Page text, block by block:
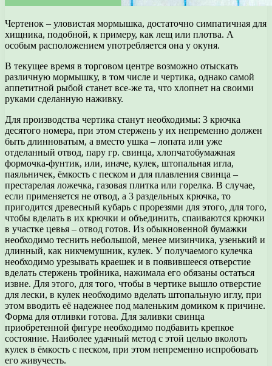
Чертенок – уловистая мормышка, достаточно симпатичная для
хищника, подобной, к примеру, как лещ или плотва. А
особым расположением употребляется она у окуня.
В текущее время в торговом центре возможно отыскать
различную мормышку, в том числе и чертика, однако самой
аппетитной рыбой станет все-же та, что хлопнет на своими
руками сделанную наживку.
Для производства чертика станут необходимы: 3 крючка
десятого номера, при этом стержень у их непременно должен
быть длинноватым, а вместо ушка – лопата или уже
отделанный отвод, пару гр. свинца, хлопчатобумажная
формочка-фунтик, или, иначе, кулек, штопальная игла,
паяльничек, ёмкость с песком и для плавления свинца –
престарелая ложечка, газовая плитка или горелка. В случае,
если применяется не отвод, а 3 раздельных крючка, то
пригодится древесный кубарь с прорезями для этого, для того,
чтобы вделать в их крючки и объединить, спаиваются крючки
в участке цевья – отвод готов. Из обыкновенной бумажки
необходимо теснить небольшой, менее мизинчика, узенький и
длинный, как никчемушник, кулек. У получаемого кулечка
необходимо урезывать краешек и в появившееся отверстие
вделать стержень тройника, нажимала его обязаны остаться
извне. Для этого, для того, чтобы в чертике вышло отверстие
для лески, в кулек необходимо вделать штопальную иглу, при
этом вводить её надежнее под маленьким домиком к причине.
Форма для отливки готова. Для заливки свинца
приобретенной фигуре необходимо подбавить крепкое
состояние. Наиболее удачный метод с этой целью вколоть
кулек в ёмкость с песком, при этом непременно испробовать
его живучесть.